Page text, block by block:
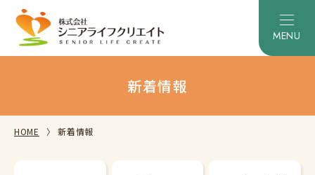
新着情報
HOME 新着情報